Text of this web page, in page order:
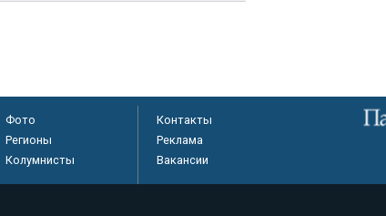
Фото
Регионы
Колумнисты
Контакты
Реклама
Вакансии